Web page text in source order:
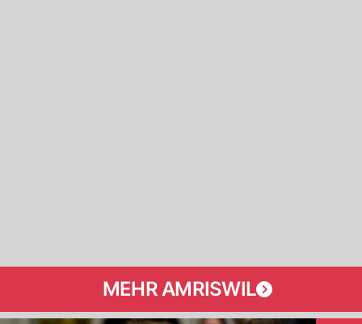
MEHR AMRISWIL